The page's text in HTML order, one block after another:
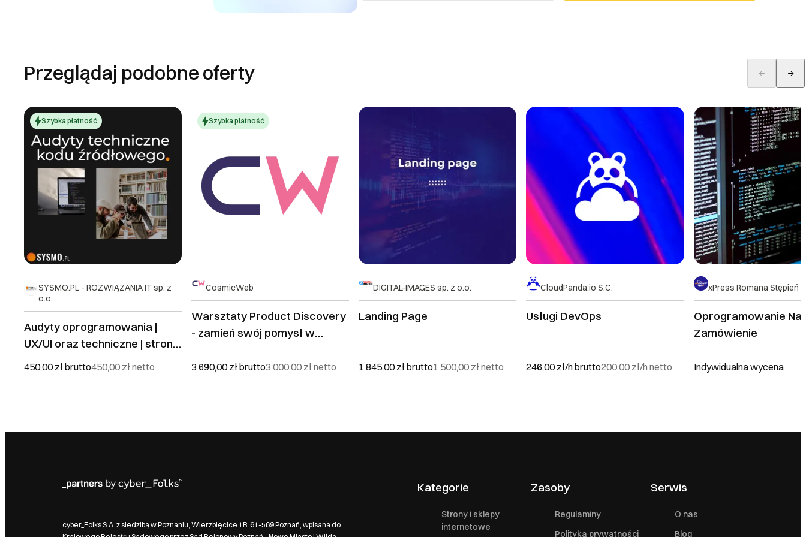
Przeglądaj podobne oferty
Szybka płatność
SYSMO.PL - ROZWIĄZANIA IT sp. z
o.o.
Audyty oprogramowania |
UX/UI oraz techniczne | strony
WWW, aplikacje Mobilne i
450,00 zł brutto450,00 zł netto
Szybka płatność
CosmicWeb
Warsztaty Product Discovery
- zamień swój pomysł w
3 690,00 złbrutto3 000,00 złnetto
DIGITAL-IMAGES sp. z o.o.
Landing Page
1 845,00 złbrutto1 500,00 złnetto
CloudPanda.io S.C.
Usługi DevOps
246,00 zł/hbrutto200,00 zł/hnetto
xPress Romana Stępień
Oprogramowanie Na
Zamówienie
Indywidualna wycena
cyber_Folks S.A. z siedzibą w Poznaniu, Wierzbięcice 1B, 61-569 Poznań, wpisana do
Kategorie
Strony i sklepy
internetowe
Zasoby
Regulaminy
Polityka prywatności
Serwis
O nas
Blog